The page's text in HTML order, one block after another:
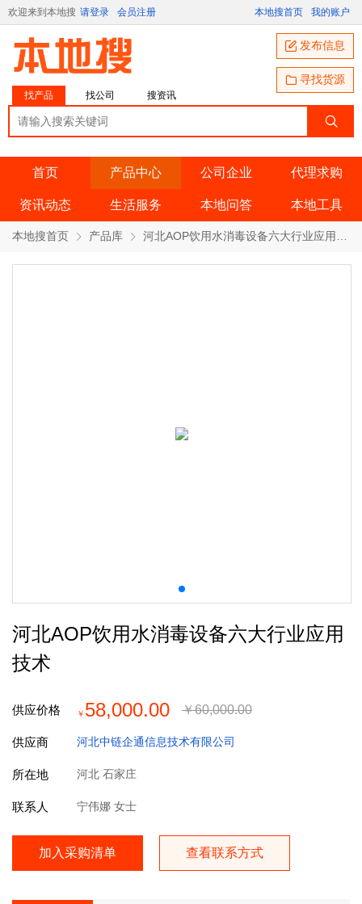
欢迎来到本地搜 请登录 会员注册 本地搜首页 我的账户
找产品 找公司 搜资讯
发布信息
寻找货源
首页 产品中心 公司企业 代理求购
资讯动态 生活服务 本地问答 本地工具
本地搜首页 产品库
河北AOP饮用水消毒设备六大行业应用
技术
供应价格 ￥ 58,000.00 ￥60,000.00
供应商 河北中链企通信息技术有限公司
所在地 河北 石家庄
联系人 宁伟娜 女士
加入采购清单 查看联系方式